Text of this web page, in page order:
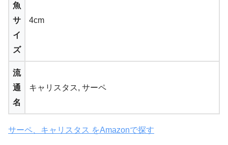
魚
サ
イ
ズ
4cm
流
通
名
キャリスタス, サーペ
サーペ、キャリスタス をAmazonで探す